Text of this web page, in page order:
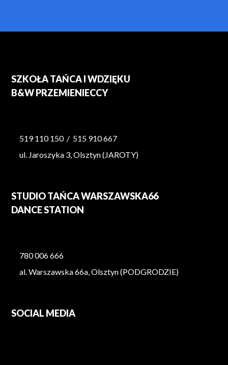
SZKOŁA TAŃCA I WDZIĘKU
B&W PRZEMIENIECCY
519 110 150 / 515 910 667
ul. Jaroszyka 3, Olsztyn (JAROTY)
STUDIO TAŃCA WARSZAWSKA66
DANCE STATION
780 006 666
al. Warszawska 66a, Olsztyn (PODGRODZIE)
SOCIAL MEDIA